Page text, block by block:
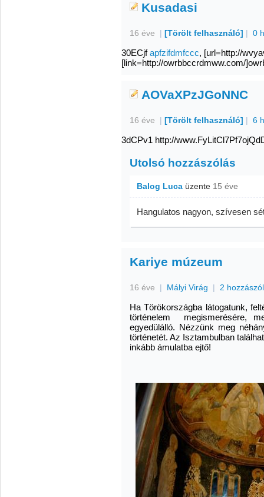
Kusadasi
16 éve | [Törölt felhasználó] | 0
30ECjfapfzifdmfccc, [url=http://
[link=http://owrbbccrdmww.com/
AOVaXPzJGoNNC
16 éve | [Törölt felhasználó] | 6
3dCPv1 http://
Utolsó hozzászólás
Balog Luca üzente 15 éve
Hangulatos nagyon, szívesen
Kariye múzeum
16 éve | Mályi Virág | 2
Ha Törökországba látogatunk,
történelem megismerésére,
egyedülálló. Nézzünk meg
történetét. Az Isztambulban
inkább ámulatba ejtő!